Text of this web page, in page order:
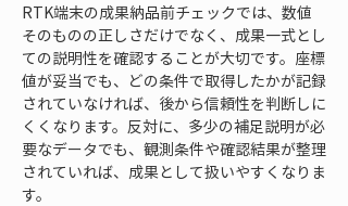
RTK端末の成果納品前チェックでは、数値
そのものの正しさだけでなく、成果一式とし
ての説明性を確認することが大切です。座標
値が妥当でも、どの条件で取得したかが記録
されていなければ、後から信頼性を判断しに
くくなります。反対に、多少の補足説明が必
要なデータでも、観測条件や確認結果が整理
されていれば、成果として扱いやすくなりま
す。